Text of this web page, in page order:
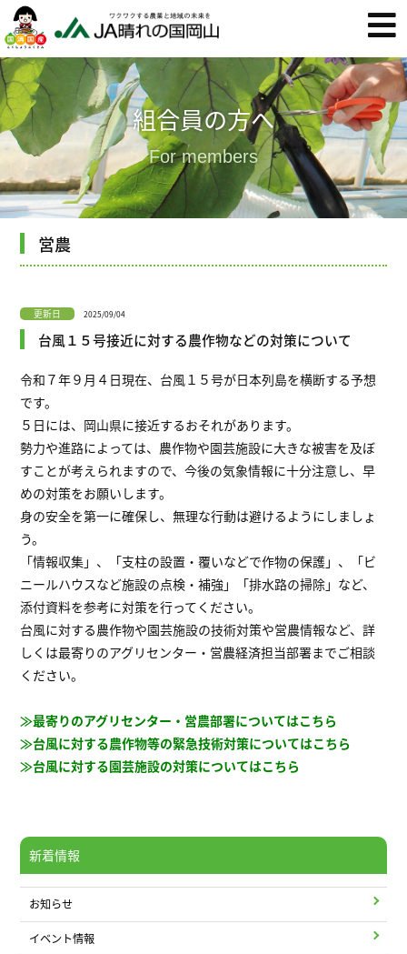
組合員の方へ
For members
営農
更新日 2025/09/04
台風１５号接近に対する農作物などの対策について
令和７年９月４日現在、台風１５号が日本列島を横断する予想
です。
５日には、岡山県に接近するおそれがあります。
勢力や進路によっては、農作物や園芸施設に大きな被害を及ぼ
すことが考えられますので、今後の気象情報に十分注意し、早
めの対策をお願いします。
身の安全を第一に確保し、無理な行動は避けるようにしましょ
う。
「情報収集」、「支柱の設置・覆いなどで作物の保護」、「ビ
ニールハウスなど施設の点検・補強」「排水路の掃除」など、
添付資料を参考に対策を行ってください。
台風に対する農作物や園芸施設の技術対策や営農情報など、詳
しくは最寄りのアグリセンター・営農経済担当部署までご相談
ください。
≫最寄りのアグリセンター・営農部署についてはこちら
≫台風に対する農作物等の緊急技術対策についてはこちら
≫台風に対する園芸施設の対策についてはこちら
新着情報
お知らせ
イベント情報